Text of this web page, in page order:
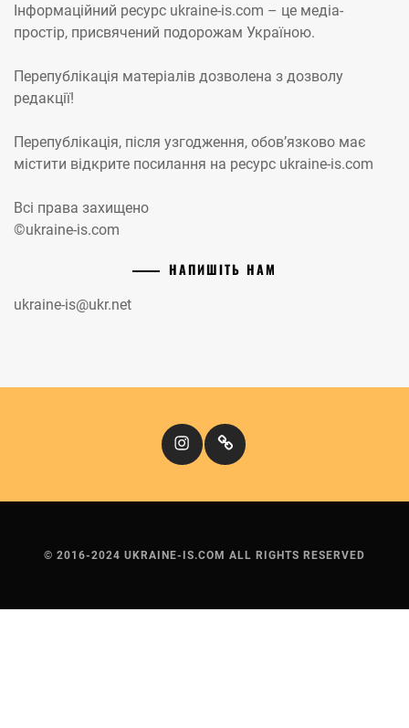
Інформаційний ресурс ukraine-is.com – це медіа-
простір, присвячений подорожам Україною.
Перепублікація матеріалів дозволена з дозволу
редакції!
Перепублікація, після узгодження, обов’язково має
містити відкрите посилання на ресурс ukraine-is.com
Всі права захищено
©ukraine-is.com
НАПИШІТЬ НАМ
ukraine-is@ukr.net
InstagramКіномандри
© 2016-2024 UKRAINE-IS.COM ALL RIGHTS RESERVED